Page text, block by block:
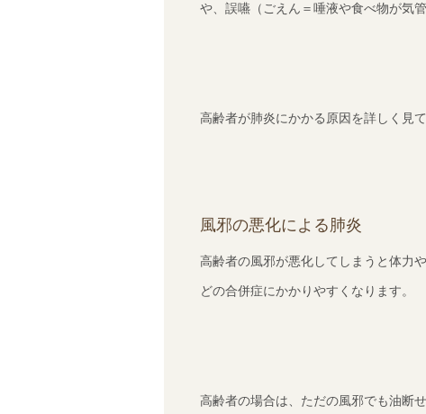
や、誤嚥（ごえん＝唾液や食べ物が気
高齢者が肺炎にかかる原因を詳しく見て
風邪の悪化による肺炎
高齢者の風邪が悪化してしまうと体力
どの合併症にかかりやすくなります。
高齢者の場合は、ただの風邪でも油断